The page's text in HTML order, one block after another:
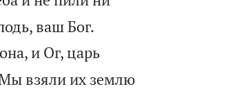
ваш Бог.
и Ог, царь
взяли их землю